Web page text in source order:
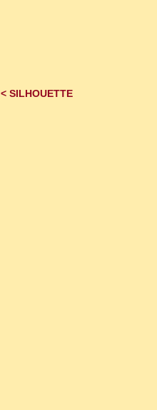
< SILHOUETTE